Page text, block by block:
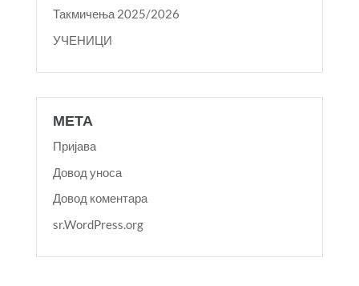
Такмичења 2025/2026
УЧЕНИЦИ
МЕТА
Пријава
Довод уноса
Довод коментара
sr.WordPress.org